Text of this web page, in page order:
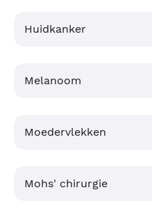
Huidkanker
Melanoom
Moedervlekken
Mohs' chirurgie